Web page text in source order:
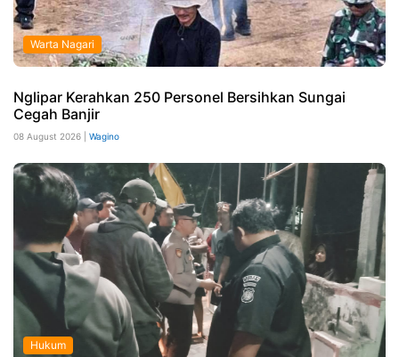
Warta Nagari
Nglipar Kerahkan 250 Personel Bersihkan Sungai
Cegah Banjir
08 August 2026 | Wagino
Hukum